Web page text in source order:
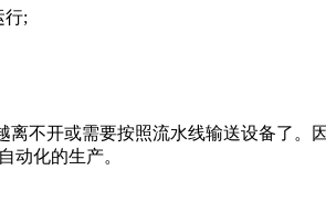
;
开或需要按照流水线输送设备了。
动化的生产。